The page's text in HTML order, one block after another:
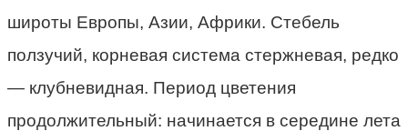
широты Европы, Азии, Африки. Стебель
ползучий, корневая система стержневая, редко
— клубневидная. Период цветения
продолжительный: начинается в середине лета